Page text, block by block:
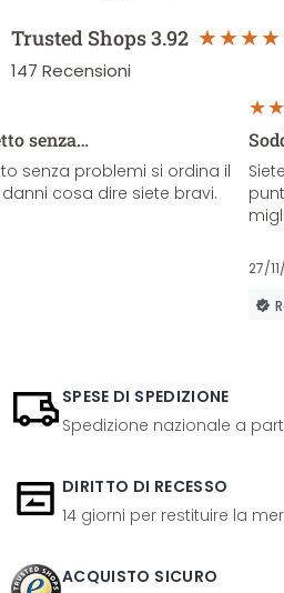
Trusted Shops3.92
147 Recensioni
senza…
senza problemi si ordina il
cosa dire siete bravi.
27/
SPESE DI SPEDIZIONE
Spedizione nazionale a
DIRITTO DI RECESSO
14 giorni per restituire la
ACQUISTO SICURO